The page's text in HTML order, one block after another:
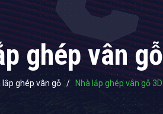
ghép vân gỗ
lắp ghép vân gỗ / Nhà lắp ghép vân gỗ 3D